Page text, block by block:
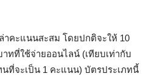
คะแนนสะสม โดยปกติจะให้ 10
ทที่ใช้จ่ายออนไลน์ (เทียบเท่ากับ
ที่จะเป็น 1 คะแนน) บัตรประเภทนี้